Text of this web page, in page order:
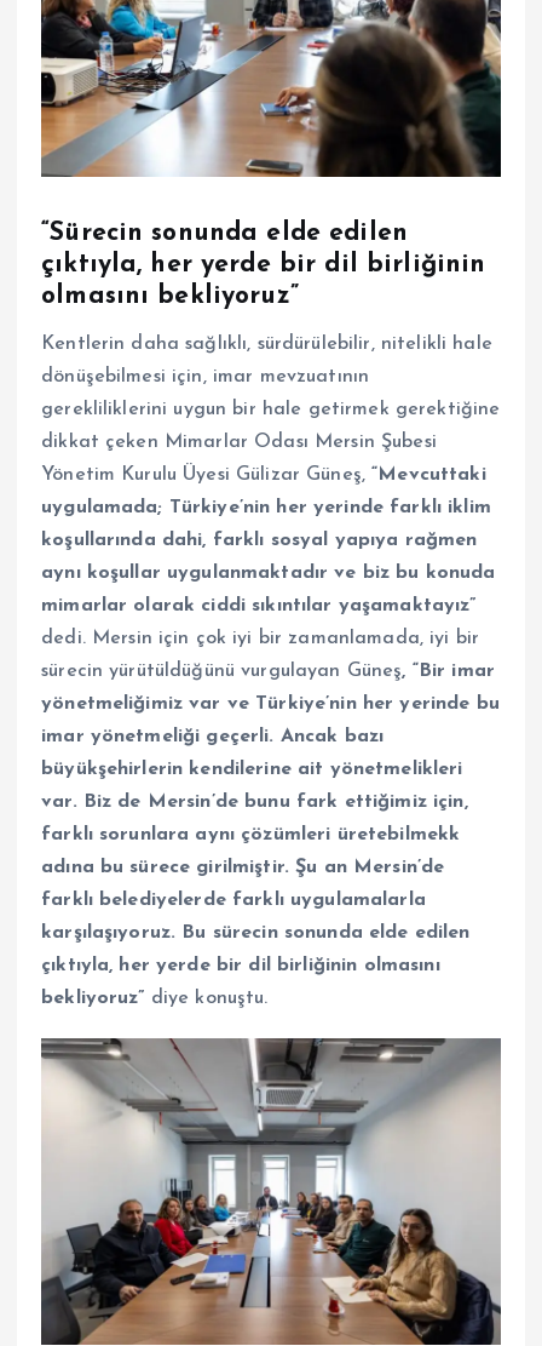
“Sürecin sonunda elde edilen
çıktıyla, her yerde bir dil birliğinin
olmasını bekliyoruz”
Kentlerin daha sağlıklı, sürdürülebilir, nitelikli hale
dönüşebilmesi için, imar mevzuatının
gerekliliklerini uygun bir hale getirmek gerektiğine
dikkat çeken Mimarlar Odası Mersin Şubesi
Yönetim Kurulu Üyesi Gülizar Güneş, “Mevcuttaki
uygulamada; Türkiye’nin her yerinde farklı iklim
koşullarında dahi, farklı sosyal yapıya rağmen
aynı koşullar uygulanmaktadır ve biz bu konuda
mimarlar olarak ciddi sıkıntılar yaşamaktayız”
dedi. Mersin için çok iyi bir zamanlamada, iyi bir
sürecin yürütüldüğünü vurgulayan Güneş, “Bir imar
yönetmeliğimiz var ve Türkiye’nin her yerinde bu
imar yönetmeliği geçerli. Ancak bazı
büyükşehirlerin kendilerine ait yönetmelikleri
var. Biz de Mersin’de bunu fark ettiğimiz için,
farklı sorunlara aynı çözümleri üretebilmekk
adına bu sürece girilmiştir. Şu an Mersin’de
farklı belediyelerde farklı uygulamalarla
karşılaşıyoruz. Bu sürecin sonunda elde edilen
çıktıyla, her yerde bir dil birliğinin olmasını
bekliyoruz” diye konuştu.